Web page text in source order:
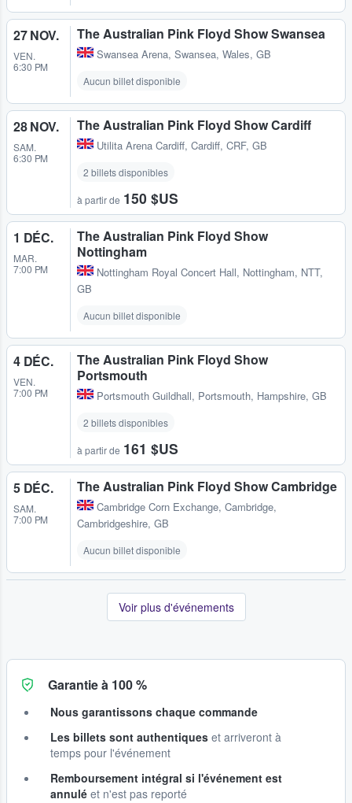
27 NOV.
VEN.
6:30 PM
The Australian Pink Floyd Show Swansea
Swansea Arena, Swansea, Wales, GB
Aucun billet disponible
28 NOV.
SAM.
6:30 PM
The Australian Pink Floyd Show Cardiff
Utilita Arena Cardiff, Cardiff, CRF, GB
2 billets disponibles
à partir de 150 $US
1 DÉC.
MAR.
7:00 PM
The Australian Pink Floyd Show
Nottingham
Nottingham Royal Concert Hall, Nottingham, NTT,
GB
Aucun billet disponible
4 DÉC.
VEN.
7:00 PM
The Australian Pink Floyd Show
Portsmouth
Portsmouth Guildhall, Portsmouth, Hampshire, GB
2 billets disponibles
à partir de 161 $US
5 DÉC.
SAM.
7:00 PM
The Australian Pink Floyd Show Cambridge
Cambridge Corn Exchange, Cambridge,
Cambridgeshire, GB
Aucun billet disponible
Voir plus d'événements
Garantie à 100 %
Nous garantissons chaque commande
Les billets sont authentiques et arriveront à
temps pour l'événement
Remboursement intégral si l'événement est
annulé et n'est pas reporté